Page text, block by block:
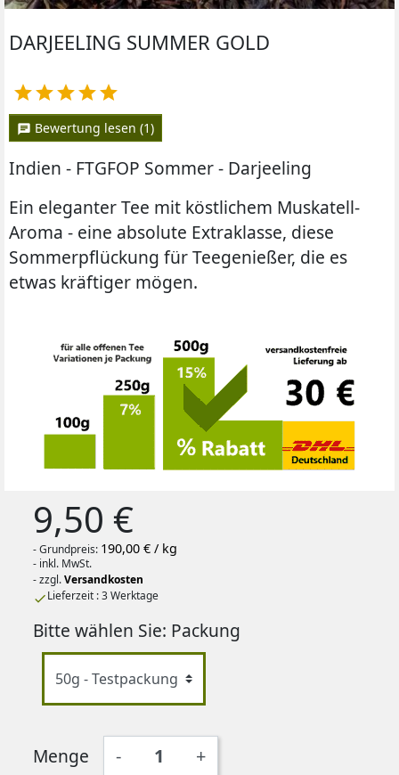
DARJEELING SUMMER GOLD

chat Bewertung lesen (1)
Indien - FTGFOP Sommer - Darjeeling
Ein eleganter Tee mit köstlichem Muskatell-
Aroma - eine absolute Extraklasse, diese
Sommerpflückung für Teegenießer, die es
etwas kräftiger mögen.
9,50 €
- Grundpreis: 190,00 € / kg
- inkl. MwSt.
- zzgl.Versandkosten
Lieferzeit : 3 Werktage
Bitte wählen Sie: Packung
Menge - +